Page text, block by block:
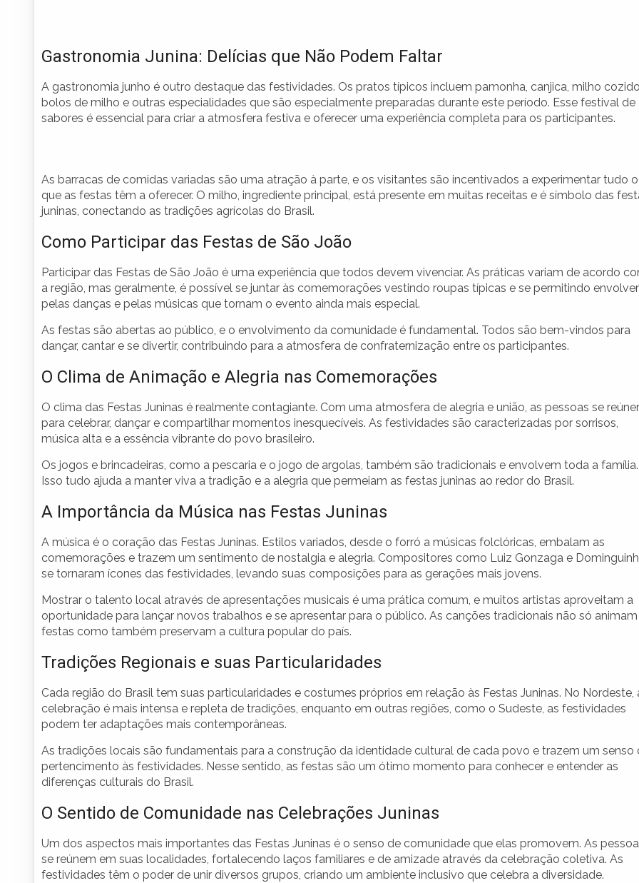
Gastronomia Junina: Delícias que Não Podem Faltar
A gastronomia junho é outro destaque das festividades. Os pratos típicos incluem pamonha, canjica, milho
bolos de milho e outras especialidades que são especialmente preparadas durante este período. Esse festival de
sabores é essencial para criar a atmosfera festiva e oferecer uma experiência completa para os participantes.
As barracas de comidas variadas são uma atração à parte, e os visitantes são incentivados a experimentar tudo o
que as festas têm a oferecer. O milho, ingrediente principal, está presente em muitas receitas e é símbolo das
juninas, conectando as tradições agrícolas do Brasil.
Como Participar das Festas de São João
Participar das Festas de São João é uma experiência que todos devem vivenciar. As práticas variam de acordo
a região, mas geralmente, é possível se juntar às comemorações vestindo roupas típicas e se permitindo envolver
pelas danças e pelas músicas que tornam o evento ainda mais especial.
As festas são abertas ao público, e o envolvimento da comunidade é fundamental. Todos são bem-vindos para
dançar, cantar e se divertir, contribuindo para a atmosfera de confraternização entre os participantes.
O Clima de Animação e Alegria nas Comemorações
O clima das Festas Juninas é realmente contagiante. Com uma atmosfera de alegria e união, as pessoas se
para celebrar, dançar e compartilhar momentos inesquecíveis. As festividades são caracterizadas por sorrisos,
música alta e a essência vibrante do povo brasileiro.
Os jogos e brincadeiras, como a pescaria e o jogo de argolas, também são tradicionais e envolvem toda a família.
Isso tudo ajuda a manter viva a tradição e a alegria que permeiam as festas juninas ao redor do Brasil.
A Importância da Música nas Festas Juninas
A música é o coração das Festas Juninas. Estilos variados, desde o forró a músicas folclóricas, embalam as
comemorações e trazem um sentimento de nostalgia e alegria. Compositores como Luiz Gonzaga e
se tornaram ícones das festividades, levando suas composições para as gerações mais jovens.
Mostrar o talento local através de apresentações musicais é uma prática comum, e muitos artistas aproveitam a
oportunidade para lançar novos trabalhos e se apresentar para o público. As canções tradicionais não só animam
festas como também preservam a cultura popular do país.
Tradições Regionais e suas Particularidades
Cada região do Brasil tem suas particularidades e costumes próprios em relação às Festas Juninas. No Nordeste,
celebração é mais intensa e repleta de tradições, enquanto em outras regiões, como o Sudeste, as festividades
podem ter adaptações mais contemporâneas.
As tradições locais são fundamentais para a construção da identidade cultural de cada povo e trazem um senso
pertencimento às festividades. Nesse sentido, as festas são um ótimo momento para conhecer e entender as
diferenças culturais do Brasil.
O Sentido de Comunidade nas Celebrações Juninas
Um dos aspectos mais importantes das Festas Juninas é o senso de comunidade que elas promovem. As
se reúnem em suas localidades, fortalecendo laços familiares e de amizade através da celebração coletiva. As
festividades têm o poder de unir diversos grupos, criando um ambiente inclusivo que celebra a diversidade.